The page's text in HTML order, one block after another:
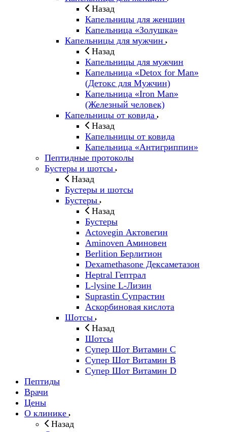
Назад
Капельницы для женщин
Капельница «Золушка»
Капельницы для мужчин
Назад
Капельницы для мужчин
Капельница «Detox for Man»
(Детокс для Мужчин)
Капельница «Iron Man»
(Железный человек)
Капельницы от ковида
Назад
Капельницы от ковида
Капельница «Антигриппин»
Пептидные протоколы
Бустеры и шотсы
Назад
Бустеры и шотсы
Бустеры
Назад
Бустеры
Actovegin Актовегин
Aminoven Аминовен
Berlition Берлитион
Dexamethasone Дексаметазон
Heptral Гептрал
L-lysine L-Лизин
Suprastin Супрастин
Аскорбиновая кислота
Шотсы
Назад
Шотсы
Супер Шот Витамин C
Супер Шот Витамин B
Супер Шот Витамин D
Пептиды
Врачи
Цены
О клинике
Назад